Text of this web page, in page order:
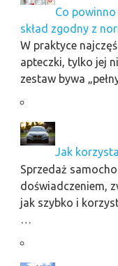
Co
skład zgodny z
W praktyce
apteczki, tylko jej
zestaw bywa
Jak
Sprzedaż
doświadczeniem,
jak szybko i
…